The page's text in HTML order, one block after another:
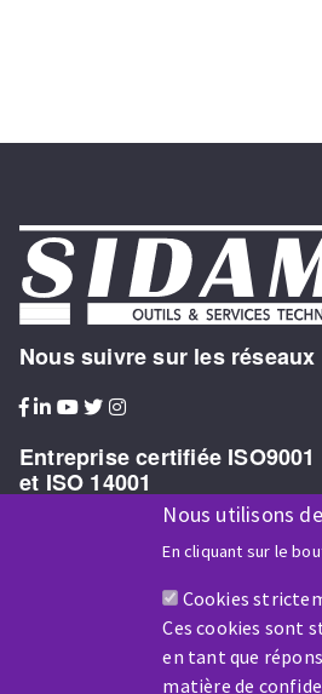
Nous utilisons
En cliquant sur le
Cookies
Ces cookies sont
en tant que
matière de
Nous suivre sur les réseaux
Entreprise certifiée ISO9001
et ISO 14001
Entreprise bénéficiaire du